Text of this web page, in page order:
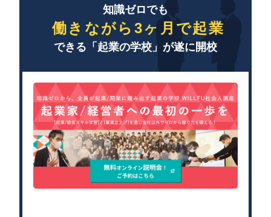
知識ゼロでも
働きながら3ヶ月で起業
できる「起業の学校」が遂に開校